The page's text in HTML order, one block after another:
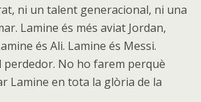
ni un talent generacional, ni una
Lamine és més aviat Jordan,
és Ali. Lamine és Messi.
No ho farem perquè
Lamine en tota la glòria de la